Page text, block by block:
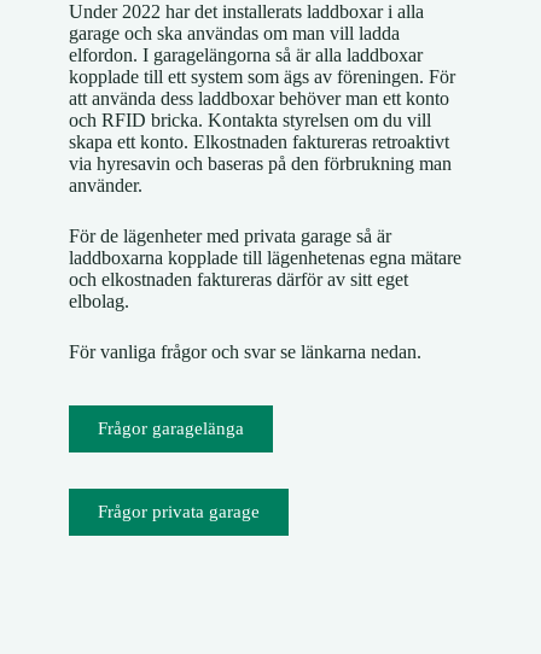
Under 2022 har det installerats laddboxar i alla
garage och ska användas om man vill ladda
elfordon. I garagelängorna så är alla laddboxar
kopplade till ett system som ägs av föreningen. För
att använda dess laddboxar behöver man ett konto
och RFID bricka. Kontakta styrelsen om du vill
skapa ett konto. Elkostnaden faktureras retroaktivt
via hyresavin och baseras på den förbrukning man
använder.
För de lägenheter med privata garage så är
laddboxarna kopplade till lägenhetenas egna mätare
och elkostnaden faktureras därför av sitt eget
elbolag.
För vanliga frågor och svar se länkarna nedan.
Frågor garagelänga
Frågor privata garage